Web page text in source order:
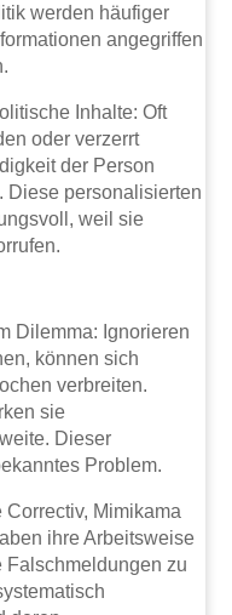
werden häufiger
angegriffen
Inhalte: Oft
oder verzerrt
der Person
Diese personalisierten
weil sie
Dilemma: Ignorieren
können sich
verbreiten.
sie
Dieser
Problem.
Mimikama
ihre Arbeitsweise
Falschmeldungen zu